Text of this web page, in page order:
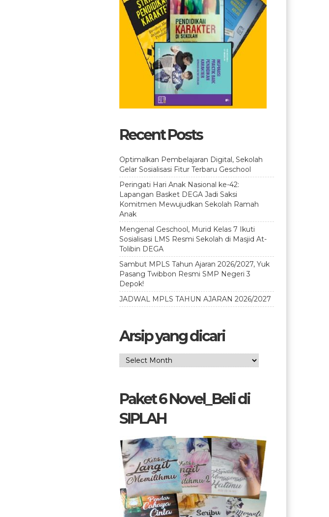
Recent Posts
Optimalkan Pembelajaran Digital, Sekolah
Gelar Sosialisasi Fitur Terbaru Geschool
Peringati Hari Anak Nasional ke-42:
Lapangan Basket DEGA Jadi Saksi
Komitmen Mewujudkan Sekolah Ramah
Anak
Mengenal Geschool, Murid Kelas 7 Ikuti
Sosialisasi LMS Resmi Sekolah di Masjid At-
Tolibin DEGA
Sambut MPLS Tahun Ajaran 2026/2027, Yuk
Pasang Twibbon Resmi SMP Negeri 3
Depok!
JADWAL MPLS TAHUN AJARAN 2026/2027
Arsip yang dicari
Arsip
Paket 6 Novel_Beli di
SIPLAH